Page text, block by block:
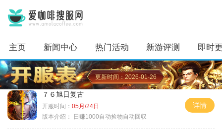
主页 新闻中心 热门活动 新游评测 即时
更新时间：2026-01-26
７６旭日复古
开服时间： 05月/24日
版本介绍：
日赚1000自动捡物自动回収
详情